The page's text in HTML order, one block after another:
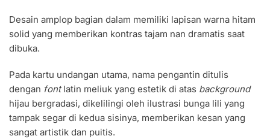
Desain amplop bagian dalam memiliki lapisan warna hitam
solid yang memberikan kontras tajam nan dramatis saat
dibuka.
Pada kartu undangan utama, nama pengantin ditulis
dengan fontlatin meliuk yang estetik di atas background
hijau bergradasi, dikelilingi oleh ilustrasi bunga lili yang
tampak segar di kedua sisinya, memberikan kesan yang
sangat artistik dan puitis.